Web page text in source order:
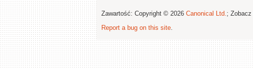
Zawartość: Copyright © 2026 Canonical Ltd.; Zobacz
Report a bug on this site.